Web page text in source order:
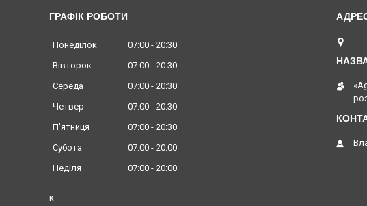
ГРАФІК РОБОТИ
Понеділок 07:00
20:30
Вівторок
07:00
20:30
Середа
07:00
20:30
Четвер
07:00
20:30
Пʼятниця
07:00
20:30
Субота
07:00
20:00
Неділя
07:00 20:00
к